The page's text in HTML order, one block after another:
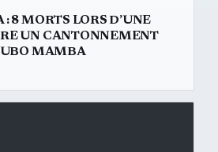
8 MORTS LORS D’UNE
UN CANTONNEMENT
MAMBA